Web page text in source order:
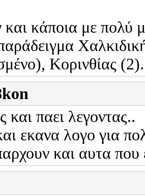
κάποια με πολύ
Κορινθίας (2).
και παει λεγοντας..
εκανα λογο για
και αυτα που